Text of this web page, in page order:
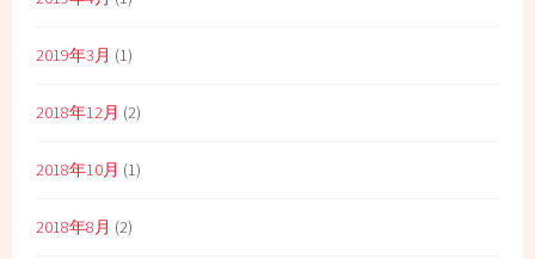
2019年3月 (1)
2018年12月 (2)
2018年10月 (1)
2018年8月 (2)